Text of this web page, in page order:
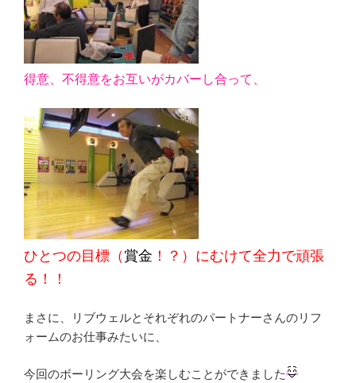
得意、不得意をお互いがカバーし合って、
ひとつの目標（ 賞金 ！？）にむけて全力で頑張
る！！
まさに、リブウェルとそれぞれのパートナーさんのリフ
ォームのお仕事みたいに、
今回のボーリング大会を楽しむことができました